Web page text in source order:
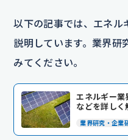
以下の記事では、エネル
説明しています。業界研
みてください。
エネルギー業
などを詳しく
業界研究・企業